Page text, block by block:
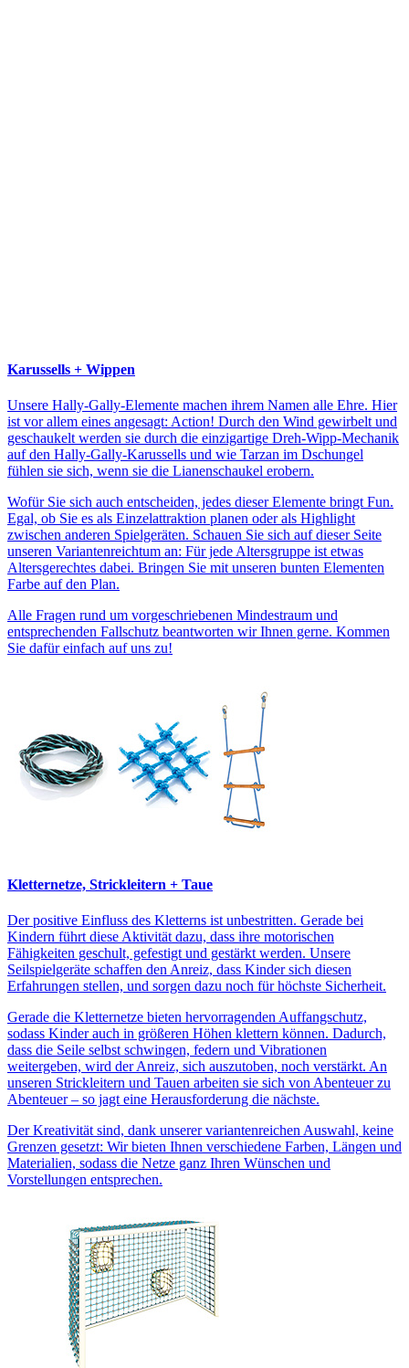
Karussells + Wippen
Unsere Hally-Gally-Elemente machen ihrem Namen alle Ehre. Hier
ist vor allem eines angesagt: Action! Durch den Wind gewirbelt und
geschaukelt werden sie durch die einzigartige Dreh-Wipp-Mechanik
auf den Hally-Gally-Karussells und wie Tarzan im Dschungel
fühlen sie sich, wenn sie die Lianenschaukel erobern.
Wofür Sie sich auch entscheiden, jedes dieser Elemente bringt Fun.
Egal, ob Sie es als Einzelattraktion planen oder als Highlight
zwischen anderen Spielgeräten. Schauen Sie sich auf dieser Seite
unseren Variantenreichtum an: Für jede Altersgruppe ist etwas
Altersgerechtes dabei. Bringen Sie mit unseren bunten Elementen
Farbe auf den Plan.
Alle Fragen rund um vorgeschriebenen Mindestraum und
entsprechenden Fallschutz beantworten wir Ihnen gerne. Kommen
Sie dafür einfach auf uns zu!
Kletternetze, Strickleitern + Taue
Der positive Einfluss des Kletterns ist unbestritten. Gerade bei
Kindern führt diese Aktivität dazu, dass ihre motorischen
Fähigkeiten geschult, gefestigt und gestärkt werden. Unsere
Seilspielgeräte schaffen den Anreiz, dass Kinder sich diesen
Erfahrungen stellen, und sorgen dazu noch für höchste Sicherheit.
Gerade die Kletternetze bieten hervorragenden Auffangschutz,
sodass Kinder auch in größeren Höhen klettern können. Dadurch,
dass die Seile selbst schwingen, federn und Vibrationen
weitergeben, wird der Anreiz, sich auszutoben, noch verstärkt. An
unseren Strickleitern und Tauen arbeiten sie sich von Abenteuer zu
Abenteuer – so jagt eine Herausforderung die nächste.
Der Kreativität sind, dank unserer variantenreichen Auswahl, keine
Grenzen gesetzt: Wir bieten Ihnen verschiedene Farben, Längen und
Materialien, sodass die Netze ganz Ihren Wünschen und
Vorstellungen entsprechen.